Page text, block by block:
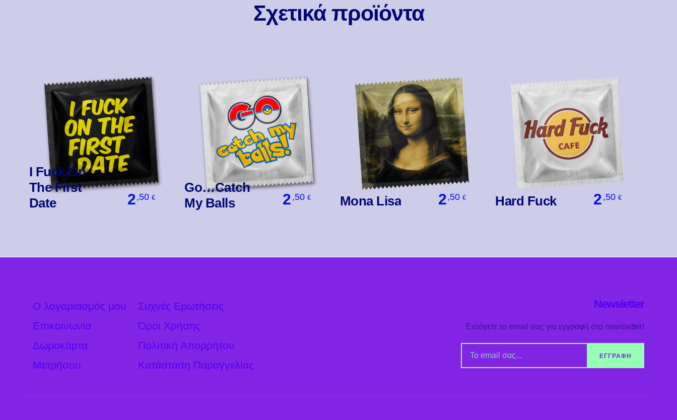
Σχετικά προϊόντα
I Fuck On
The First
Date
2,50€
Go…Catch
My Balls
2 ,50 € Mona Lisa 2,50€ Hard Fuck 2 ,50 €
Ο λογαριασμός μου
Επικοινωνία
Δωροκάρτα
Μετρήσου
Συχνές Ερωτήσεις
Όροι Χρήσης
Πολιτική Απορρήτου
Κατάσταση Παραγγελίας
Newsletter
Εισάγετε το email σας για εγγραφή στο newsletter!